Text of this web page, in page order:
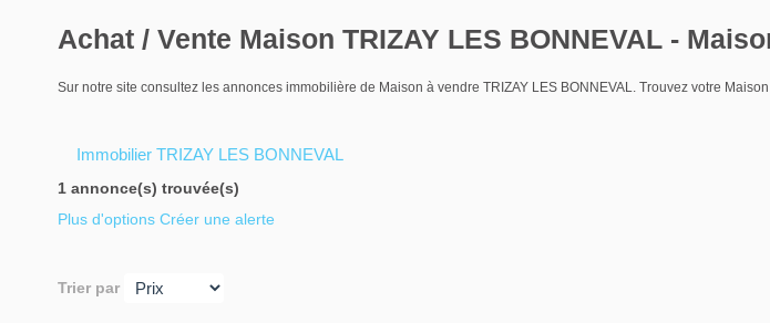
Achat / Vente Maison TRIZAY LES BONNEVAL -
Sur notre site consultez les annonces immobilière de Maison à vendre TRIZAY LES BONNEVAL. Trouvez votre
Immobilier TRIZAY LES BONNEVAL
1 annonce(s) trouvée(s)
Plus d'options Créer une alerte
Trier par